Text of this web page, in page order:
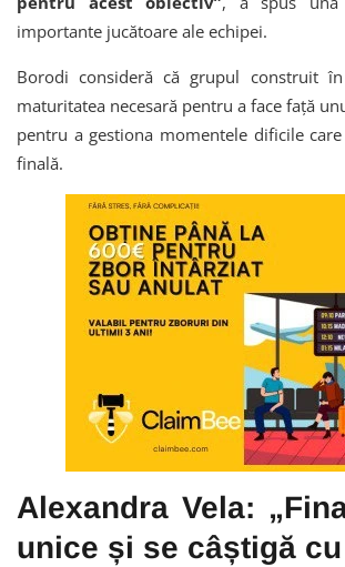
importante jucătoare ale echipei.
Borodi consideră că grupul construit
maturitatea necesară pentru a face față
pentru a gestiona momentele dificile
finală.
Alexandra Vela:
unice și se câștigă